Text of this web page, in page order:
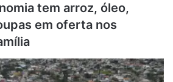
tem arroz, óleo,
em oferta nos